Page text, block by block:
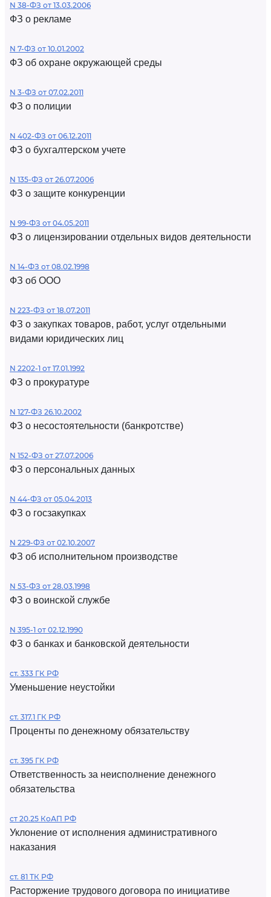
N 38-ФЗ от 13.03.2006
ФЗ о рекламе
N 7-ФЗ от 10.01.2002
ФЗ об охране окружающей среды
N 3-ФЗ от 07.02.2011
ФЗ о полиции
N 402-ФЗ от 06.12.2011
ФЗ о бухгалтерском учете
N 135-ФЗ от 26.07.2006
ФЗ о защите конкуренции
N 99-ФЗ от 04.05.2011
ФЗ о лицензировании отдельных видов деятельности
N 14-ФЗ от 08.02.1998
ФЗ об ООО
N 223-ФЗ от 18.07.2011
ФЗ о закупках товаров, работ, услуг отдельными
видами юридических лиц
N 2202-1 от 17.01.1992
ФЗ о прокуратуре
N 127-ФЗ 26.10.2002
ФЗ о несостоятельности (банкротстве)
N 152-ФЗ от 27.07.2006
ФЗ о персональных данных
N 44-ФЗ от 05.04.2013
ФЗ о госзакупках
N 229-ФЗ от 02.10.2007
ФЗ об исполнительном производстве
N 53-ФЗ от 28.03.1998
ФЗ о воинской службе
N 395-1 от 02.12.1990
ФЗ о банках и банковской деятельности
ст. 333 ГК РФ
Уменьшение неустойки
ст. 317.1 ГК РФ
Проценты по денежному обязательству
ст. 395 ГК РФ
Ответственность за неисполнение денежного
обязательства
ст 20.25 КоАП РФ
Уклонение от исполнения административного
наказания
ст. 81 ТК РФ
Расторжение трудового договора по инициативе